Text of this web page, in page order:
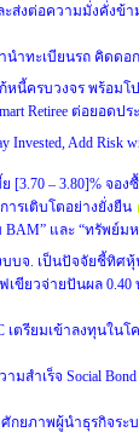
ส่งต่อความมั่งคั่งข้
ทะเบียนรถ คิดดอ
หนี้ครบวงจร พร้อม
Retiree ต่อยอ
Add Risk
– 3.80]% จอ
ารเติบโตอย่างยั่งยืน
BAM” และ “ทรัพย์
จ. เป็นปัจจัยชี้ทิศหุ้
ขียวจ่ายปันผล
เตรียมเข้าลงทุนใน
มสำเร็จ Social
ยภาพผู้นำธุรกิจระ